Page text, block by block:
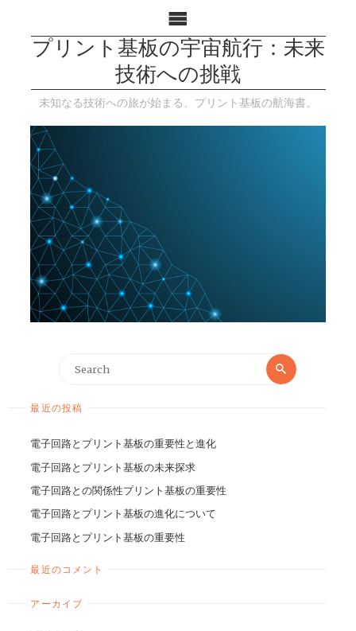
プリント基板の宇宙航行：未来
技術への挑戦
未知なる技術への旅が始まる、プリント基板の航海書。
最近の投稿
電子回路とプリント基板の重要性と進化
電子回路とプリント基板の未来探求
電子回路との関係性プリント基板の重要性
電子回路とプリント基板の進化について
電子回路とプリント基板の重要性
最近のコメント
アーカイブ